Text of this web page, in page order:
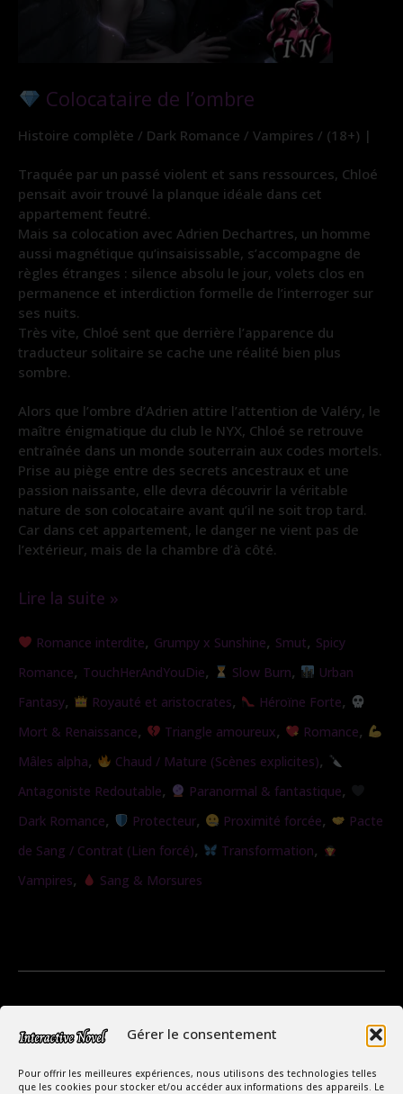
Gérer le consentement
Pour offrir les meilleures expériences, nous utilisons des technologies telles
que les cookies pour stocker et/ou accéder aux informations des appareils. Le
Colocataire de l’ombre
Histoire complète / Dark Romance / Vampires / (18+) |
Traquée par un passé violent et sans ressources, Chloé
pensait avoir trouvé la planque idéale dans cet
appartement feutré.
Mais sa colocation avec Adrien Dechartres, un homme
aussi magnétique qu’insaisissable, s’accompagne de
règles étranges : silence absolu le jour, volets clos en
permanence et interdiction formelle de l’interroger sur
ses nuits.
Très vite, Chloé sent que derrière l’apparence du
traducteur solitaire se cache une réalité bien plus
sombre.
Alors que l’ombre d’Adrien attire l’attention de Valéry, le
maître énigmatique du club le NYX, Chloé se retrouve
entraînée dans un monde souterrain aux codes mortels.
Prise au piège entre des secrets ancestraux et une
passion naissante, elle devra découvrir la véritable
nature de son colocataire avant qu’il ne soit trop tard.
Car dans cet appartement, le danger ne vient pas de
l’extérieur, mais de la chambre d’à côté.
Lire la suite »
Romance interdite, Grumpy x Sunshine, Smut, Spicy
Romance, TouchHerAndYouDie, Slow Burn,
Urban
Fantasy, Royauté et aristocrates, Héroïne Forte,
Mort & Renaissance, Triangle amoureux, Romance,
Mâles alpha, Chaud / Mature (Scènes explicites),
Antagoniste Redoutable, Paranormal & fantastique,
Dark Romance, Protecteur, Proximité forcée,
Pacte
de Sang / Contrat (Lien forcé), Transformation,
Vampires, Sang & Morsures